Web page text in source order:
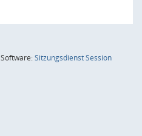
Software:SitzungsdienstSession(Wird in